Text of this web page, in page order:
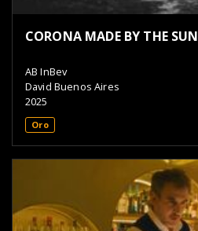
CORONA MADE BY THE SUN
AB InBev
David Buenos Aires
2025
Oro